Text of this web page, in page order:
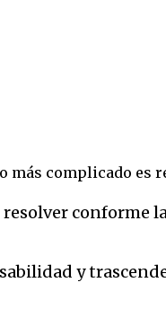
más complicado
conforme
y